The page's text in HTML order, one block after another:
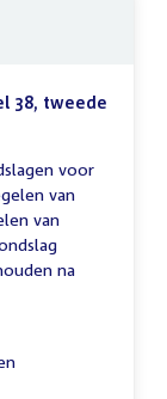
38, tweede
voor
van
van
na